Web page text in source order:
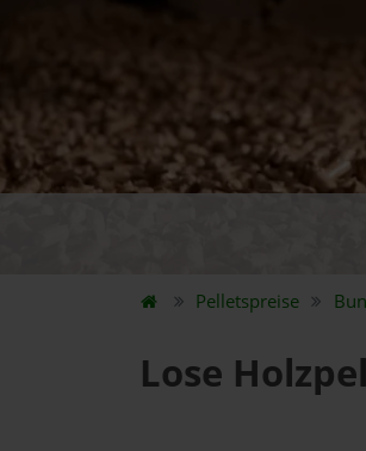
Pelletspreise
Lose